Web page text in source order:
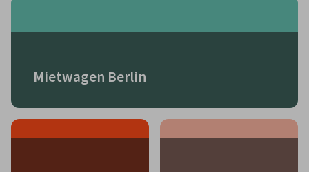
Mietwagen Berlin